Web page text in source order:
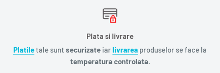
Plata si livrare
Platiletale sunt securizate iarlivrarea produselor se face la
temperatura controlata.